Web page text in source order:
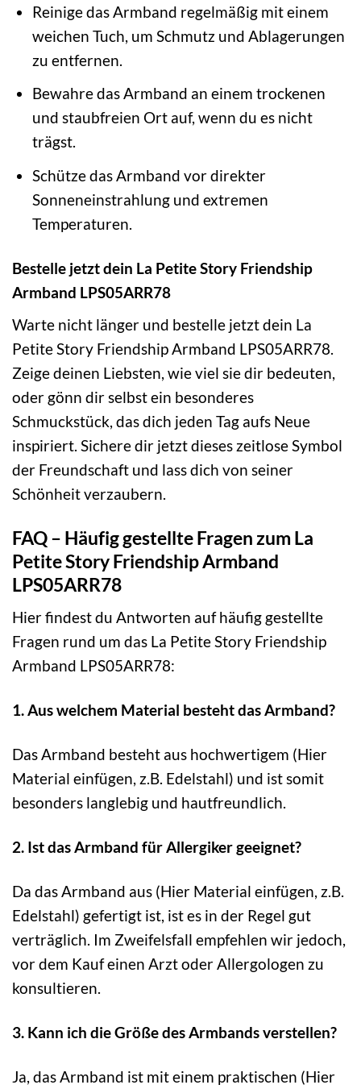
Reinige das Armband regelmäßig mit einem
weichen Tuch, um Schmutz und Ablagerungen
zu entfernen.
Bewahre das Armband an einem trockenen
und staubfreien Ort auf, wenn du es nicht
trägst.
Schütze das Armband vor direkter
Sonneneinstrahlung und extremen
Temperaturen.
Bestelle jetzt dein La Petite Story Friendship
Armband LPS05ARR78
Warte nicht länger und bestelle jetzt dein La
Petite Story Friendship Armband LPS05ARR78.
Zeige deinen Liebsten, wie viel sie dir bedeuten,
oder gönn dir selbst ein besonderes
Schmuckstück, das dich jeden Tag aufs Neue
inspiriert. Sichere dir jetzt dieses zeitlose Symbol
der Freundschaft und lass dich von seiner
Schönheit verzaubern.
FAQ – Häufig gestellte Fragen zum La
Petite Story Friendship Armband
LPS05ARR78
Hier findest du Antworten auf häufig gestellte
Fragen rund um das La Petite Story Friendship
Armband LPS05ARR78:
1. Aus welchem Material besteht das Armband?
Das Armband besteht aus hochwertigem (Hier
Material einfügen, z.B. Edelstahl) und ist somit
besonders langlebig und hautfreundlich.
2. Ist das Armband für Allergiker geeignet?
Da das Armband aus (Hier Material einfügen, z.B.
Edelstahl) gefertigt ist, ist es in der Regel gut
verträglich. Im Zweifelsfall empfehlen wir jedoch,
vor dem Kauf einen Arzt oder Allergologen zu
konsultieren.
3. Kann ich die Größe des Armbands verstellen?
Ja, das Armband ist mit einem praktischen (Hier